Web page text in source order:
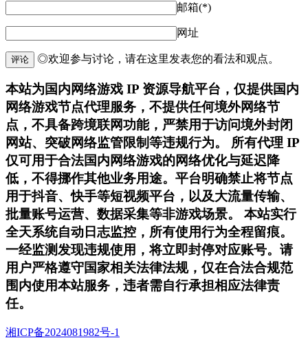
邮箱(*)
网址
评论 ◎欢迎参与讨论，请在这里发表您的看法和观点。
本站为国内网络游戏 IP 资源导航平台，仅提供国内
网络游戏节点代理服务，不提供任何境外网络节
点，不具备跨境联网功能，严禁用于访问境外封闭
网站、突破网络监管限制等违规行为。 所有代理 IP
仅可用于合法国内网络游戏的网络优化与延迟降
低，不得挪作其他业务用途。平台明确禁止将节点
用于抖音、快手等短视频平台，以及大流量传输、
批量账号运营、数据采集等非游戏场景。 本站实行
全天系统自动日志监控，所有使用行为全程留痕。
一经监测发现违规使用，将立即封停对应账号。请
用户严格遵守国家相关法律法规，仅在合法合规范
围内使用本站服务，违者需自行承担相应法律责
任。
湘ICP备2024081982号-1